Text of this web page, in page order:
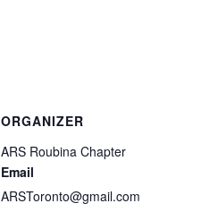
ORGANIZER
ARS Roubina Chapter
Email
ARSToronto@gmail.com